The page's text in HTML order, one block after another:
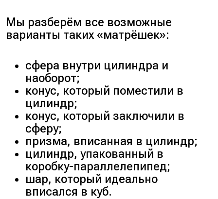
Мы разберём все возможные
варианты таких «матрёшек»:
сфера внутри цилиндра и
наоборот;
конус, который поместили в
цилиндр;
конус, который заключили в
сферу;
призма, вписанная в цилиндр;
цилиндр, упакованный в
коробку-параллелепипед;
шар, который идеально
вписался в куб.